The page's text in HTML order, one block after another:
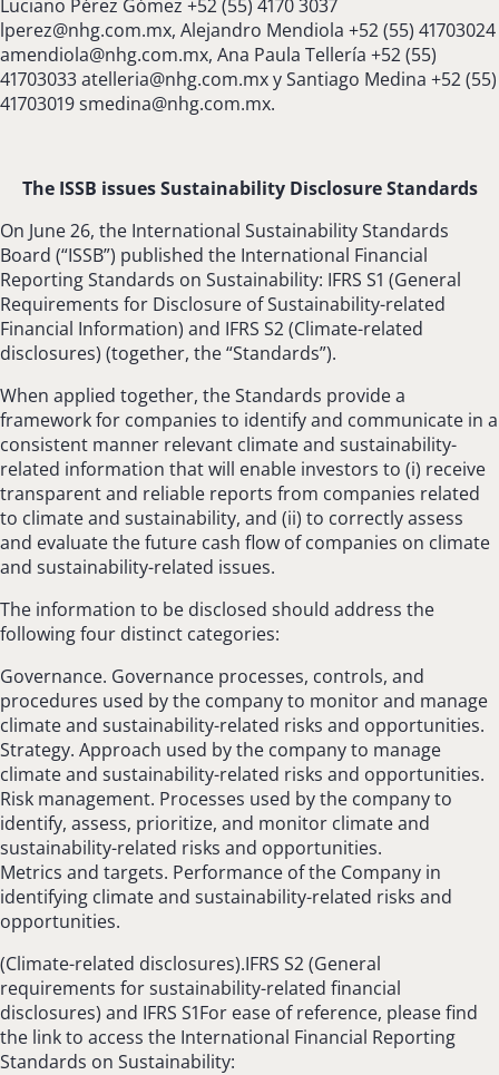
Luciano Pérez Gómez +52 (55) 4170 3037
lperez@nhg.com.mx, Alejandro Mendiola +52 (55) 41703024
amendiola@nhg.com.mx, Ana Paula Tellería +52 (55)
41703033atelleria@nhg.com.mxy Santiago Medina +52 (55)
41703019smedina@nhg.com.mx.
The ISSB issues Sustainability Disclosure Standards
On June 26, the International Sustainability Standards
Board (“ISSB”) published the International Financial
Reporting Standards on Sustainability: IFRS S1 (General
Requirements for Disclosure of Sustainability-related
Financial Information) and IFRS S2 (Climate-related
disclosures) (together, the “Standards”).
When applied together, the Standards provide a
framework for companies to identify and communicate in a
consistent manner relevant climate and sustainability-
related information that will enable investors to (i) receive
transparent and reliable reports from companies related
to climate and sustainability, and (ii) to correctly assess
and evaluate the future cash flow of companies on climate
and sustainability-related issues.
The information to be disclosed should address the
following four distinct categories:
Governance. Governance processes, controls, and
procedures used by the company to monitor and manage
climate and sustainability-related risks and opportunities.
Strategy. Approach used by the company to manage
climate and sustainability-related risks and opportunities.
Risk management. Processes used by the company to
identify, assess, prioritize, and monitor climate and
sustainability-related risks and opportunities.
Metrics and targets. Performance of the Company in
identifying climate and sustainability-related risks and
opportunities.
(Climate-related disclosures).IFRS S2 (General
requirements for sustainability-related financial
disclosures) and IFRS S1For ease of reference, please find
the link to access the International Financial Reporting
Standards on Sustainability: